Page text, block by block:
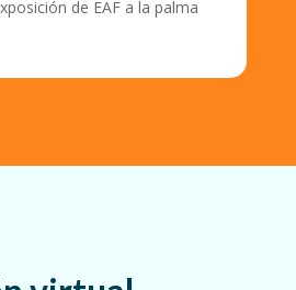
de EAF a la palma